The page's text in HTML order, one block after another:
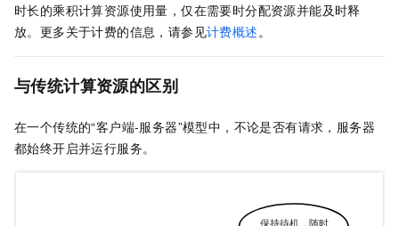
时长的乘积计算资源使用量，仅在需要时分配资源并能及时释
放。更多关于计费的信息，请参见计费概述。
与传统计算资源的区别
在一个传统的“客户端-服务器”模型中，不论是否有请求，服务器
都始终开启并运行服务。